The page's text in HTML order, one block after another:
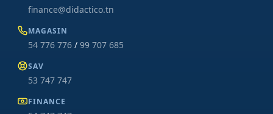
finance@didactico.tn
MAGASIN
54 776 776 / 99 707 685
SAV
53 747 747
FINANCE